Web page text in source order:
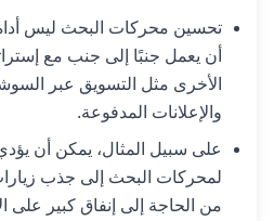
تحسين محركات البحث ليس
أن يعمل جنبًا إلى جنب مع
الأخرى مثل التسويق عبر
والإعلانات المدفوعة.
على سبيل المثال، يمكن أن
لمحركات البحث إلى جذب
من الحاجة إلى إنفاق كبير على